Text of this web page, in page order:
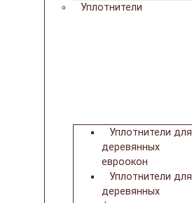
Уплотнители
Уплотнители для
деревянных
евроокон
Уплотнители для
деревянных